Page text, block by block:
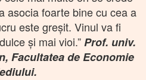
asocia foarte bine cu cea a
este greşit. Vinul va fi
şi mai vioi.”Prof. univ.
Facultatea de Economie